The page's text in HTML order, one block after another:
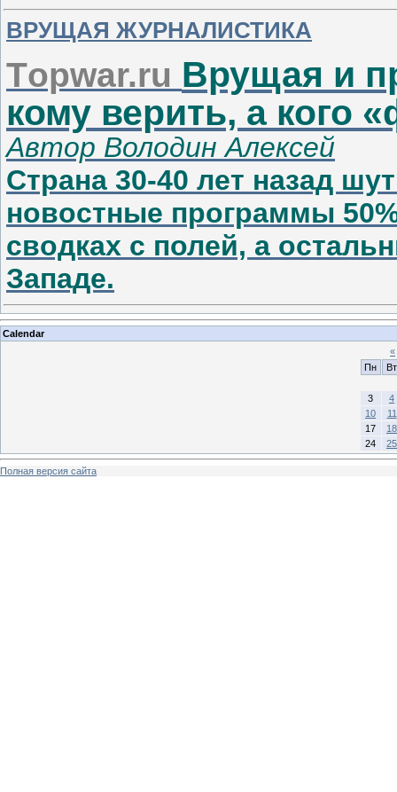
ВРУЩАЯ ЖУРНАЛИСТИКА
Topwar.ru Врущая и
кому верить, а кого
Автор Володин Алексей
Страна 30-40 лет назад
новостные программы
сводках с полей, а
Западе.
Calendar
«
Пн
Вт
3
4
10
11
17
18
24
25
Полная версия сайта